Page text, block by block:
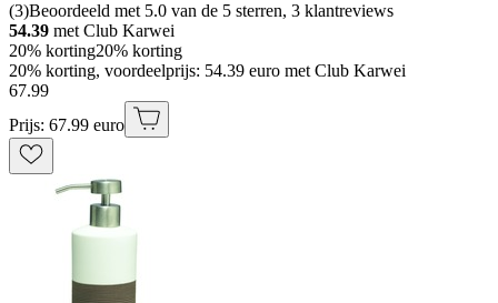
(3)Beoordeeld met 5.0 van de 5 sterren, 3 klantreviews
54.39 met Club Karwei
20% korting20% korting
20% korting, voordeelprijs: 54.39 euro met Club Karwei
67.99
Prijs: 67.99 euro